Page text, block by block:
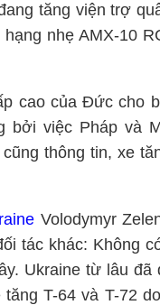
tăng viện trợ
nhẹ AMX-10
cao của Đức cho
việc Pháp và
thông tin, xe
Volodymyr
tác khác: Không
Ukraine từ lâu
T-64 và T-72